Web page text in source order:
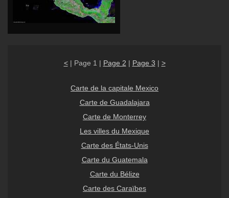
<| Page 1 | Page 2 | Page 3 | >
Carte de la capitale Mexico
Carte de Guadalajara
Carte de Monterrey
Les villes du Mexique
Carte des États-Unis
Carte du Guatemala
Carte du Bélize
Carte des Caraïbes